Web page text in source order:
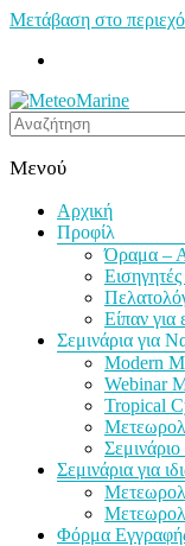
Μετάβαση στο
Μενού
Αρχική
Προφίλ
Όραμα –
Είπαν για
Σεμινάρια για
Modern
Webinar
Tropical
Σεμινάρια για
Φόρμα